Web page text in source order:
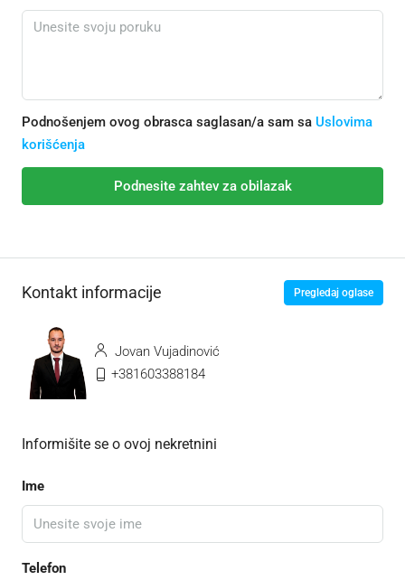
Podnošenjem ovog obrasca saglasan/a sam sa Uslovima
korišćenja
Podnesite zahtev za obilazak
Kontakt informacije Pregledaj oglase
Jovan Vujadinović
+381603388184
Informišite se o ovoj nekretnini
Ime
Telefon